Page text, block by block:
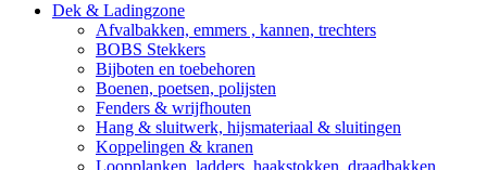
Dek & Ladingzone
Afvalbakken, emmers , kannen, trechters
BOBS Stekkers
Bijboten en toebehoren
Boenen, poetsen, polijsten
Fenders & wrijfhouten
Hang & sluitwerk, hijsmateriaal & sluitingen
Koppelingen & kranen
Loopplanken, ladders, haakstokken, draadbakken